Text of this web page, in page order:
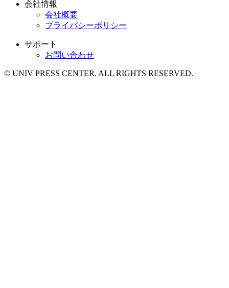
会社情報
会社概要
プライバシーポリシー
サポート
お問い合わせ
© UNIV PRESS CENTER. ALL RIGHTS RESERVED.